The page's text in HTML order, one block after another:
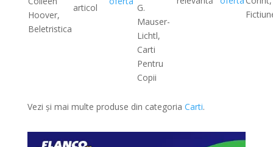
Hoover,
Beletristica
articol
G.
Mauser-
Lichtl,
Carti
Pentru
Copii
Vezi și mai multe produse din categoria Carti.